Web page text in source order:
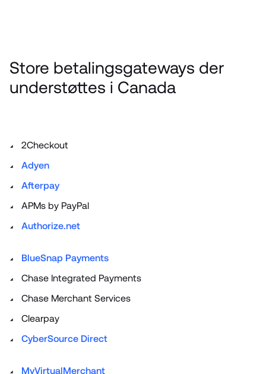
Store betalingsgateways der
understøttes i Canada
2Checkout
Adyen
Afterpay
APMs by PayPal
Authorize.net
BlueSnap Payments
Chase Integrated Payments
Chase Merchant Services
Clearpay
CyberSource Direct
MyVirtualMerchant